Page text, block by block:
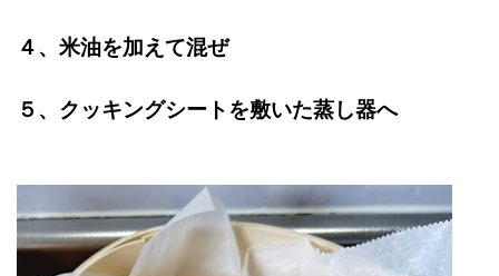
４、米油を加えて混ぜ
５、クッキングシートを敷いた蒸し器へ